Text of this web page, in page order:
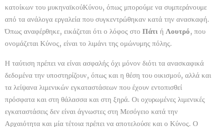
κατοίκων του μυκηναϊκούΚύνου, όπως μπορούμε να συμπεράνουμε
από τα ανάλογα εργαλεία που συγκεντρώθηκαν κατά την ανασκαφή.
Όπως αναφέρθηκε, εικάζεται ότι ο λόφος στο Πάτι ή Λουτρό, που
ονομάζεται Κύνος, είναι το λιμάνι της ομώνυμης πόλης.
Η ταύτιση πρέπει να είναι ασφαλής όχι μόνον διότι τα ανασκαφικά
δεδομένα την υποστηρίζουν, όπως και η θέση του οικισμού, αλλά και
τα λείψανα λιμενικών εγκαταστάσεων που έχουν εντοπισθεί
πρόσφατα και στη θάλασσα και στη ξηρά. Οι οχυρωμένες λιμενικές
εγκαταστάσεις δεν είναι άγνωστες στη Μεσόγειο κατά την
Αρχαιότητα και μία τέτοια πρέπει να αποτελούσε και ο Κύνος. Ο